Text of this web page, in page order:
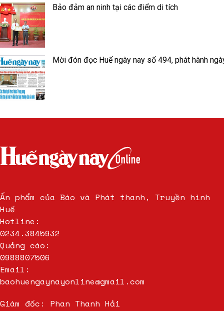
Bảo đảm an ninh tại các điểm di tích
Mời đón đọc Huế ngày nay số 494, phát hành
Ấn phẩm của Báo và Phát thanh, Truyền hình
Huế
Hotline:
0234.3845932
Quảng cáo:
0988807506
Email:
baohuengaynayonline@gmail.com
Giám đốc: Phan Thanh Hải